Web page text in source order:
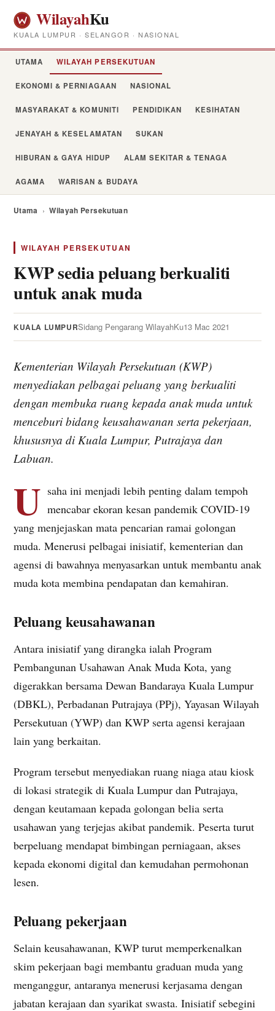
WilayahKu
KUALA LUMPUR · SELANGOR · NASIONAL
UTAMA WILAYAH PERSEKUTUAN
EKONOMI & PERNIAGAAN NASIONAL
MASYARAKAT & KOMUNITI PENDIDIKAN KESIHATAN
JENAYAH & KESELAMATAN SUKAN
HIBURAN & GAYA HIDUP ALAM SEKITAR & TENAGA
AGAMA WARISAN & BUDAYA
Utama › Wilayah Persekutuan
WILAYAH PERSEKUTUAN
KWP sedia peluang berkualiti
untuk anak muda
KUALA LUMPURSidang Pengarang WilayahKu13 Mac 2021
Kementerian Wilayah Persekutuan (KWP)
menyediakan pelbagai peluang yang berkualiti
dengan membuka ruang kepada anak muda untuk
menceburi bidang keusahawanan serta pekerjaan,
khususnya di Kuala Lumpur, Putrajaya dan
Labuan.
U saha ini menjadi lebih penting dalam tempoh
mencabar ekoran kesan pandemik COVID-19
yang menjejaskan mata pencarian ramai golongan
muda. Menerusi pelbagai inisiatif, kementerian dan
agensi di bawahnya menyasarkan untuk membantu anak
muda kota membina pendapatan dan kemahiran.
Peluang keusahawanan
Antara inisiatif yang dirangka ialah Program
Pembangunan Usahawan Anak Muda Kota, yang
digerakkan bersama Dewan Bandaraya Kuala Lumpur
(DBKL), Perbadanan Putrajaya (PPj), Yayasan Wilayah
Persekutuan (YWP) dan KWP serta agensi kerajaan
lain yang berkaitan.
Program tersebut menyediakan ruang niaga atau kiosk
di lokasi strategik di Kuala Lumpur dan Putrajaya,
dengan keutamaan kepada golongan belia serta
usahawan yang terjejas akibat pandemik. Peserta turut
berpeluang mendapat bimbingan perniagaan, akses
kepada ekonomi digital dan kemudahan permohonan
lesen.
Peluang pekerjaan
Selain keusahawanan, KWP turut memperkenalkan
skim pekerjaan bagi membantu graduan muda yang
menganggur, antaranya menerusi kerjasama dengan
jabatan kerajaan dan syarikat swasta. Inisiatif sebegini